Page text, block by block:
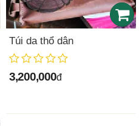
Túi da thổ dân
3,200,000đ